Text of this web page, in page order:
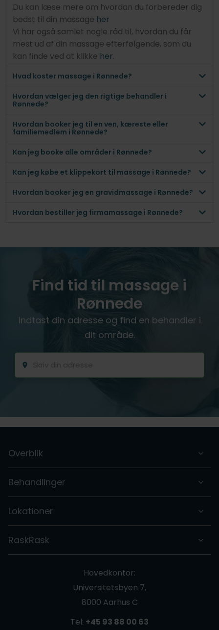
Du kan læse mere om hvordan du forbereder dig
bedst til din massage her
Vi har også samlet nogle råd til, hvordan du får
mest ud af din massage efterfølgende, som du
kan finde ved at klikke her.
Hvad koster massage i Rønnede?
Hvordan vælger jeg den rigtige behandler i
Rønnede?
Hvordan booker jeg til en ven, kæreste eller
familiemedlem i Rønnede?
Kan jeg booke alle områder i Rønnede?
Kan jeg købe et klippekort til massage i Rønnede?
Hvordan booker jeg en gravidmassage i Rønnede?
Hvordan bestiller jeg firmamassage i Rønnede?
Find tid til massage i
Rønnede
Indtast din adresse og find en behandler i
dit område.
Overblik
Behandlinger
Lokationer
RaskRask
Hovedkontor:
Universitetsbyen 7,
8000 Aarhus C
Tel: +45 93 88 00 63